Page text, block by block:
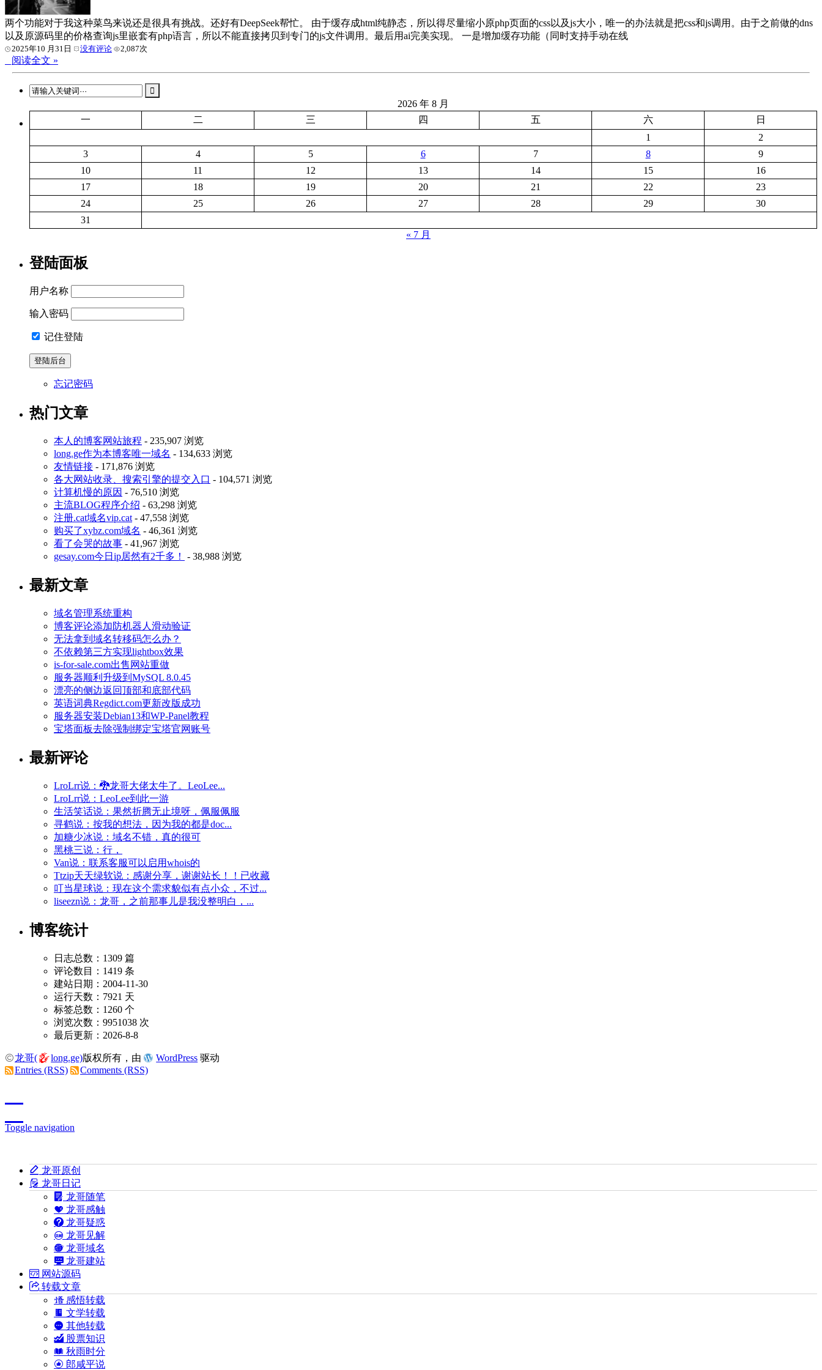
两个功能对于我这种菜鸟来说还是很具有挑战。还好有DeepSeek帮忙。 由于缓存成html纯静态，所以得尽量缩小原php页面的css以及js大小，唯一的办法就是把css和js调用。由于之前做的dns
以及原源码里的价格查询js里嵌套有php语言，所以不能直接拷贝到专门的js文件调用。最后用ai完美实现。 一是增加缓存功能（同时支持手动在线
2025年10 月31日 没有评论 2,087次
阅读全文 »
2026 年 8 月
一
二 三 四 五 六
日
1
2
3
4 5 6 7 8
9
10
11 12 13 14 15
16
17
18 19 20 21 22
23
24
25 26 27 28 29
30
31
« 7 月
登陆面板
用户名称
输入密码
记住登陆
忘记密码
热门文章
本人的博客网站旅程 - 235,907 浏览
long.ge作为本博客唯一域名 - 134,633 浏览
友情链接 - 171,876 浏览
各大网站收录、搜索引擎的提交入口 - 104,571 浏览
计算机慢的原因 - 76,510 浏览
主流BLOG程序介绍 - 63,298 浏览
注册.cat域名vip.cat - 47,558 浏览
购买了xybz.com域名 - 46,361 浏览
看了会哭的故事 - 41,967 浏览
gesay.com今日ip居然有2千多！
- 38,988 浏览
最新文章
域名管理系统重构
博客评论添加防机器人滑动验证
无法拿到域名转移码怎么办？
不依赖第三方实现lightbox效果
is-for-sale.com出售网站重做
服务器顺利升级到MySQL 8.0.45
漂亮的侧边返回顶部和底部代码
英语词典Regdict.com更新改版成功
服务器安装Debian13和WP-Panel教程
宝塔面板去除强制绑定宝塔官网账号
最新评论
LroLrr说：🐉龙哥大佬太牛了。LeoLee...
LroLrr说：LeoLee到此一游
生活笑话说：果然折腾无止境呀，佩服佩服
寻鹤说：按我的想法，因为我的都是doc...
加糖少冰说：域名不错，真的很可
黑桃三说：行，
Van说：联系客服可以启用whois的
Ttzip天天绿软说：感谢分享，谢谢站长！！已收藏
叮当星球说：现在这个需求貌似有点小众，不过...
liseezn说：龙哥，之前那事儿是我没整明白，...
博客统计
日志总数：1309 篇
评论数目：1419 条
建站日期：2004-11-30
运行天数：7921 天
标签总数：1260 个
浏览次数：9951038 次
最后更新：2026-8-8
龙哥( long.ge)版权所有，由 WordPress 驱动
Entries (RSS)
Comments (RSS)
Toggle navigation
龙哥原创
龙哥日记
龙哥随笔
龙哥感触
龙哥疑惑
龙哥见解
龙哥域名
龙哥建站
网站源码
转载文章
感悟转载
文学转载
其他转载
股票知识
秋雨时分
郎咸平说